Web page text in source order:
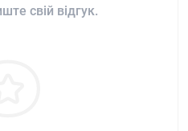
свій відгук.